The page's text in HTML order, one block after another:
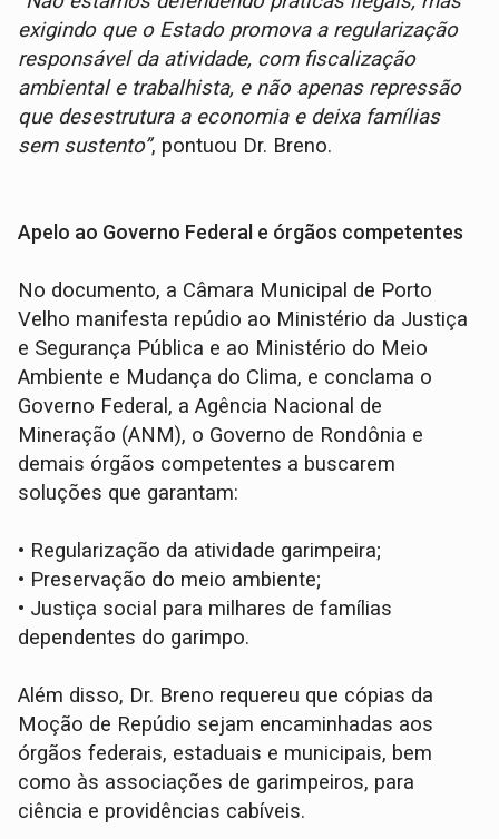
exigindo que o Estado promova a regularização
responsável da atividade, com fiscalização
ambiental e trabalhista, e não apenas repressão
que desestrutura a economia e deixa famílias
sem sustento”, pontuou Dr. Breno.
Apelo ao Governo Federal e órgãos competentes
No documento, a Câmara Municipal de Porto
Velho manifesta repúdio ao Ministério da Justiça
e Segurança Pública e ao Ministério do Meio
Ambiente e Mudança do Clima, e conclama o
Governo Federal, a Agência Nacional de
Mineração (ANM), o Governo de Rondônia e
demais órgãos competentes a buscarem
soluções que garantam:
• Regularização da atividade garimpeira;
• Preservação do meio ambiente;
• Justiça social para milhares de famílias
dependentes do garimpo.
Além disso, Dr. Breno requereu que cópias da
Moção de Repúdio sejam encaminhadas aos
órgãos federais, estaduais e municipais, bem
como às associações de garimpeiros, para
ciência e providências cabíveis.